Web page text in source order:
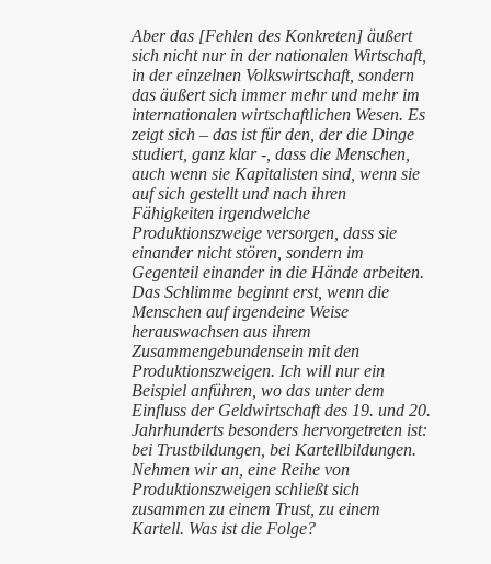
Aber das [Fehlen des Konkreten] äußert
sich nicht nur in der nationalen Wirtschaft,
in der einzelnen Volkswirtschaft, sondern
das äußert sich immer mehr und mehr im
internationalen wirtschaftlichen Wesen. Es
zeigt sich – das ist für den, der die Dinge
studiert, ganz klar -, dass die Menschen,
auch wenn sie Kapitalisten sind, wenn sie
auf sich gestellt und nach ihren
Fähigkeiten irgendwelche
Produktionszweige versorgen, dass sie
einander nicht stören, sondern im
Gegenteil einander in die Hände arbeiten.
Das Schlimme beginnt erst, wenn die
Menschen auf irgendeine Weise
herauswachsen aus ihrem
Zusammengebundensein mit den
Produktionszweigen. Ich will nur ein
Beispiel anführen, wo das unter dem
Einfluss der Geldwirtschaft des 19. und 20.
Jahrhunderts besonders hervorgetreten ist:
bei Trustbildungen, bei Kartellbildungen.
Nehmen wir an, eine Reihe von
Produktionszweigen schließt sich
zusammen zu einem Trust, zu einem
Kartell. Was ist die Folge?